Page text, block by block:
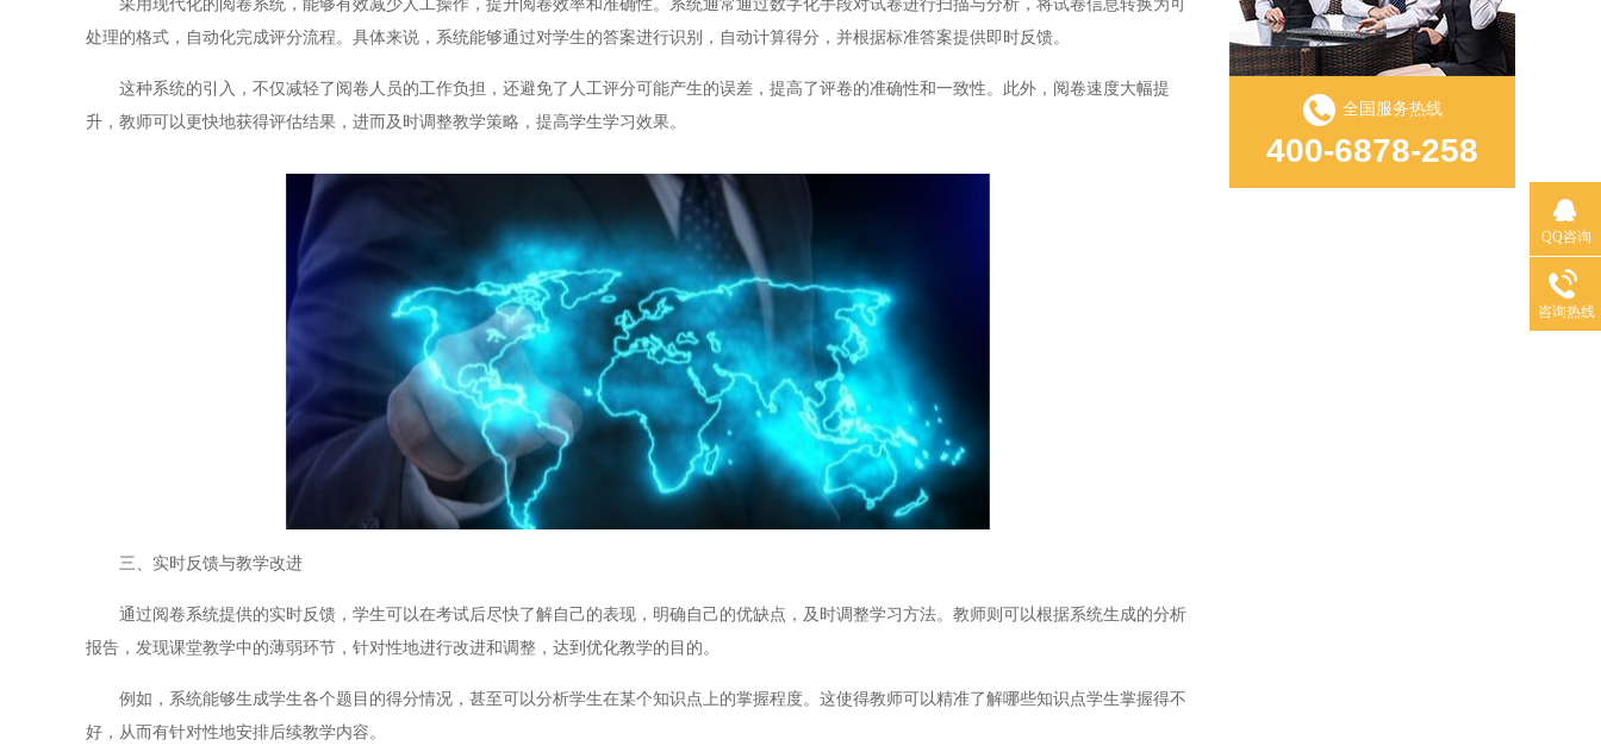
采用现代化的阅卷系统，能够有效减少人工操作，提升阅卷效率和准确性。系统通常通过数字化手段对试卷进行扫描与分析，将试卷信息转换为可
处理的格式，自动化完成评分流程。具体来说，系统能够通过对学生的答案进行识别，自动计算得分，并根据标准答案提供即时反馈。
这种系统的引入，不仅减轻了阅卷人员的工作负担，还避免了人工评分可能产生的误差，提高了评卷的准确性和一致性。此外，阅卷速度大幅提
升，教师可以更快地获得评估结果，进而及时调整教学策略，提高学生学习效果。
三、实时反馈与教学改进
通过阅卷系统提供的实时反馈，学生可以在考试后尽快了解自己的表现，明确自己的优缺点，及时调整学习方法。教师则可以根据系统生成的分析
报告，发现课堂教学中的薄弱环节，针对性地进行改进和调整，达到优化教学的目的。
例如，系统能够生成学生各个题目的得分情况，甚至可以分析学生在某个知识点上的掌握程度。这使得教师可以精准了解哪些知识点学生掌握得不
好，从而有针对性地安排后续教学内容。
全国服务热线
400-6878-258
QQ咨询
咨询热线